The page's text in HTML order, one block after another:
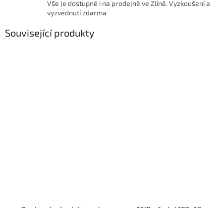
Vše je dostupné i na prodejně ve Zlíně. Vyzkoušení a
vyzvednutí zdarma
Související produkty